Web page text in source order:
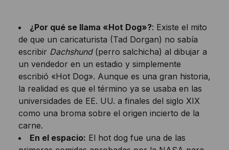
¿Por qué se llama «Hot Dog»?: Existe el mito
de que un caricaturista (Tad Dorgan) no sabía
escribir Dachshund(perro salchicha) al dibujar a
un vendedor en un estadio y simplemente
escribió «Hot Dog». Aunque es una gran historia,
la realidad es que el término ya se usaba en las
universidades de EE. UU. a finales del siglo XIX
como una broma sobre el origen incierto de la
carne.
En el espacio: El hot dog fue una de las